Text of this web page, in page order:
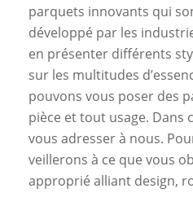
parquets innovants qui
développé par les
en présenter différents
sur les multitudes
pouvons vous poser des
pièce et tout usage. Dans
vous adresser à nous.
veillerons à ce que vous
approprié alliant design,